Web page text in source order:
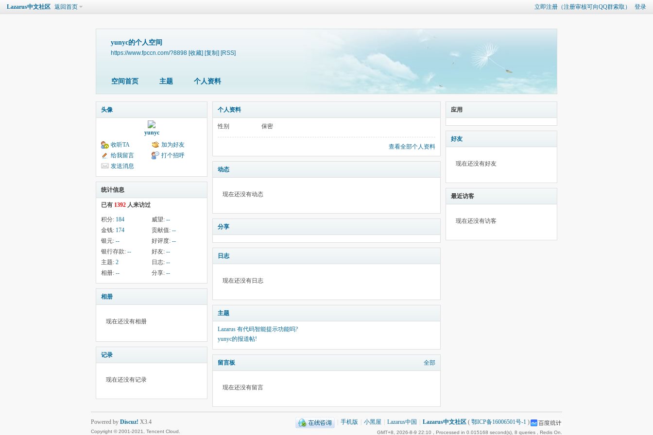
立即注册（注册审核可向QQ群索取） 登录
Lazarus中文社区 返回首页
yunyc的个人空间
https://www.fpccn.com/?8898 [收藏] [复制] [RSS]
空间首页 主题 个人资料
头像
yunyc
收听TA
加为好友
给我留言
打个招呼
发送消息
统计信息
已有 1392 人来访过
积分: 184 威望: --
金钱: 174 贡献值: --
银元: -- 好评度: --
银行存款: -- 好友: --
主题: 2 日志: --
相册: -- 分享: --
相册
现在还没有相册
记录
现在还没有记录
个人资料
性别 保密
查看全部个人资料
动态
现在还没有动态
分享
日志
现在还没有日志
主题
Lazarus 有代码智能提示功能吗?
yunyc的报道帖!
留言板 全部
现在还没有留言
应用
好友
现在还没有好友
最近访客
现在还没有访客
手机版 小黑屋 Lazarus中国 Lazarus中文社区 ( 鄂ICP备16006501号-1 )
GMT+8, 2026-8-9 22:10 , Processed in 0.015168 second(s), 8 queries , Redis On.
Powered by Discuz! X3.4
Copyright © 2001-2021, Tencent Cloud.